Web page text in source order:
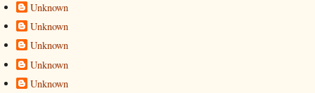
Unknown
Unknown
Unknown
Unknown
Unknown